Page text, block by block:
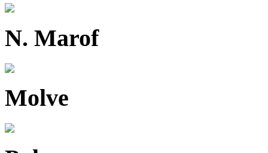
N. Marof
Molve